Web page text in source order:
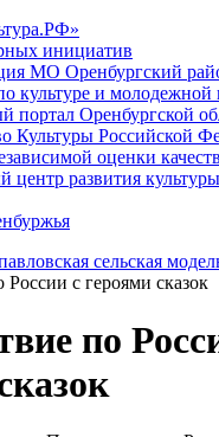
инициатив
МО Оренбургский
культуре и молодежной
портал Оренбургской
Культуры Российской
оценки
центр развития
сельская
с героями сказок
по